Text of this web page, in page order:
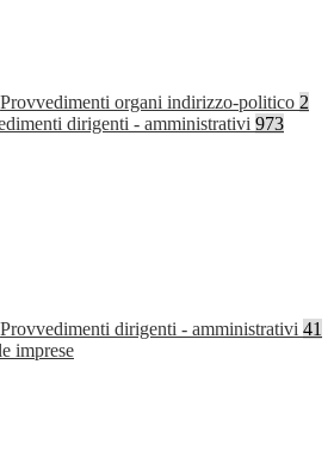
Provvedimenti organi indirizzo-politico 2
dirigenti - amministrativi 973
Provvedimenti dirigenti - amministrativi 41
imprese